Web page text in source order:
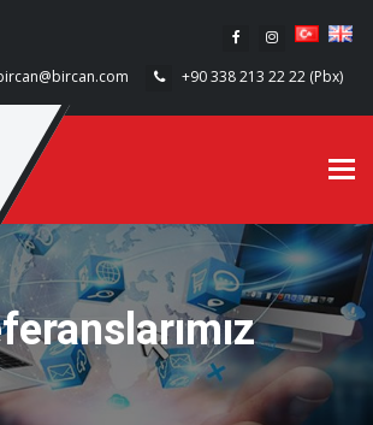
+90 338 213 22 22 (Pbx)